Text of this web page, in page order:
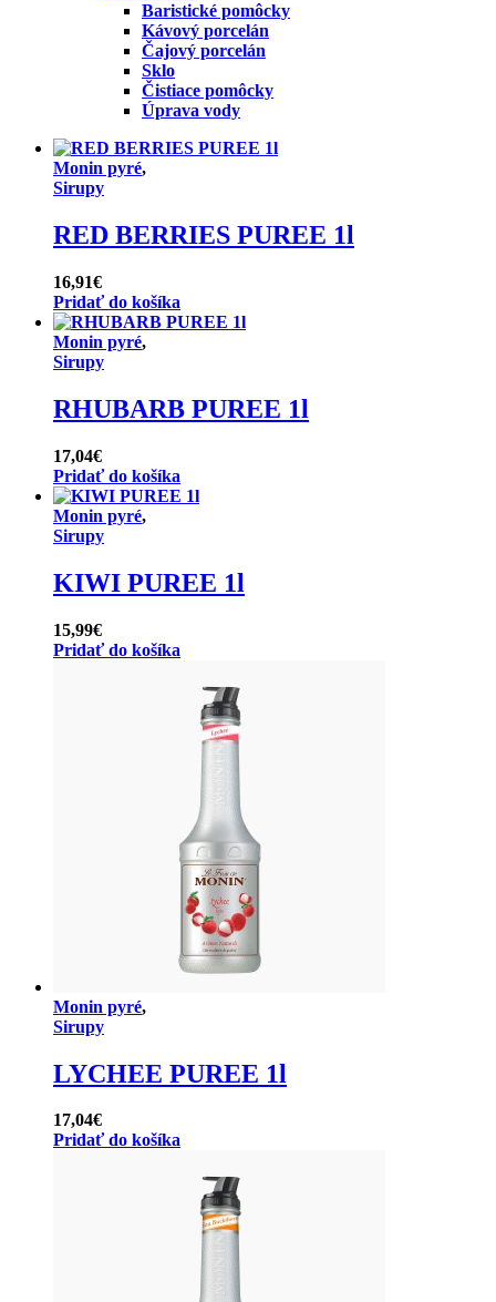
Baristické pomôcky
Kávový porcelán
Čajový porcelán
Sklo
Čistiace pomôcky
Úprava vody
Monin pyré,
Sirupy
RED BERRIES PUREE 1l
16,91€
Pridať do košíka
Monin pyré,
Sirupy
RHUBARB PUREE 1l
17,04€
Pridať do košíka
Monin pyré,
Sirupy
KIWI PUREE 1l
15,99€
Pridať do košíka
Monin pyré,
Sirupy
LYCHEE PUREE 1l
17,04€
Pridať do košíka